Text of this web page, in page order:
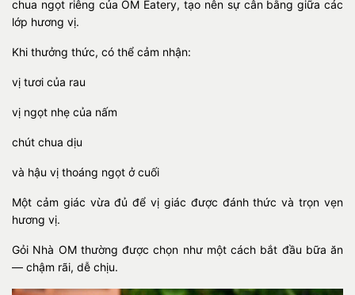
chua ngọt riêng của OM Eatery, tạo nên sự cân bằng giữa các
lớp hương vị.
Khi thưởng thức, có thể cảm nhận:
vị tươi của rau
vị ngọt nhẹ của nấm
chút chua dịu
và hậu vị thoáng ngọt ở cuối
Một cảm giác vừa đủ để vị giác được đánh thức và trọn vẹn
hương vị.
Gỏi Nhà OM thường được chọn như một cách bắt đầu bữa ăn
— chậm rãi, dễ chịu.